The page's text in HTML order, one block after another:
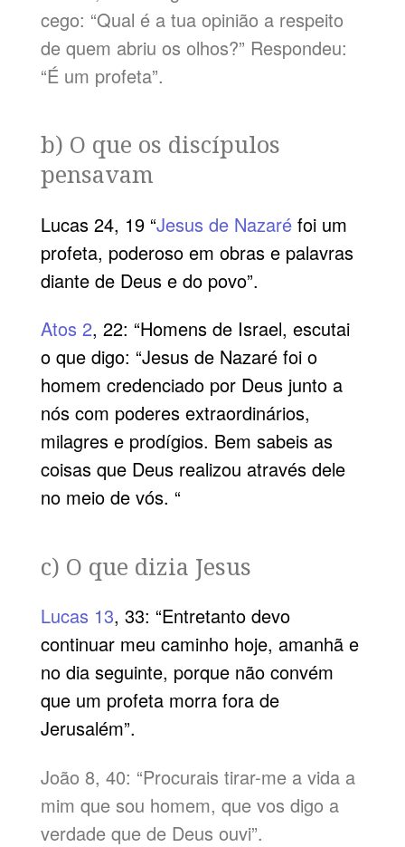
cego: “Qual é a tua opinião a respeito
de quem abriu os olhos?” Respondeu:
“É um profeta”.
b) O que os discípulos
pensavam
Lucas 24, 19 “Jesus de Nazaréfoi um
profeta, poderoso em obras e palavras
diante de Deus e do povo”.
Atos 2, 22: “Homens de Israel, escutai
o que digo: “Jesus de Nazaré foi o
homem credenciado por Deus junto a
nós com poderes extraordinários,
milagres e prodígios. Bem sabeis as
coisas que Deus realizou através dele
no meio de vós. “
c) O que dizia Jesus
Lucas 13, 33: “Entretanto devo
continuar meu caminho hoje, amanhã e
no dia seguinte, porque não convém
que um profeta morra fora de
Jerusalém”.
João 8, 40: “Procurais tirar-me a vida a
mim que sou homem, que vos digo a
verdade que de Deus ouvi”.